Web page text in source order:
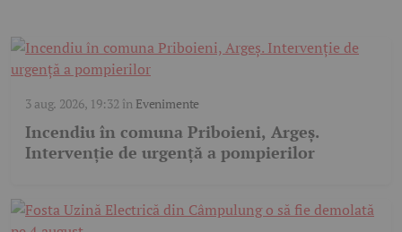
3 aug. 2026, 19:32 în Evenimente
Incendiu în comuna Priboieni, Argeș.
Intervenție de urgență a pompierilor